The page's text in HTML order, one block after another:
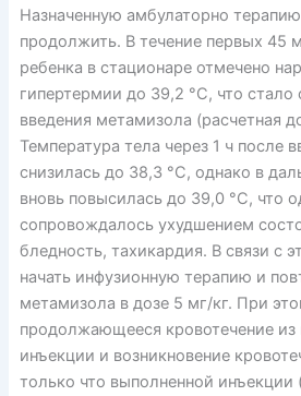
Назначенную амбулаторно
продолжить. В течение первых 45
ребенка в стационаре отмечено
гипертермии до 39,2 °С, что
введения метамизола (расчетная
Температура тела через 1 ч после
снизилась до 38,3 °С, однако в
вновь повысилась до 39,0 °С, что
сопровождалось ухудшением
бледность, тахикардия. В связи с
начать инфузионную терапию и
метамизола в дозе 5 мг/кг. При
продолжающееся кровотечение
инъекции и возникновение
только что выполненной инъекции